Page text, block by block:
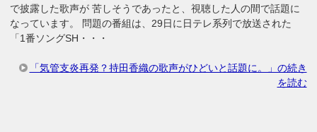
で披露した歌声が 苦しそうであったと、視聴した人の間で話題に
なっています。 問題の番組は、29日に日テレ系列で放送された
「1番ソングSH・・・
「気管支炎再発？持田香織の歌声がひどいと話題に。」の続き
を読む